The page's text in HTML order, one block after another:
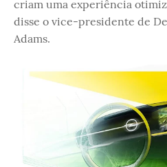
criam uma experiência
disse o vice-presidente de
Adams.